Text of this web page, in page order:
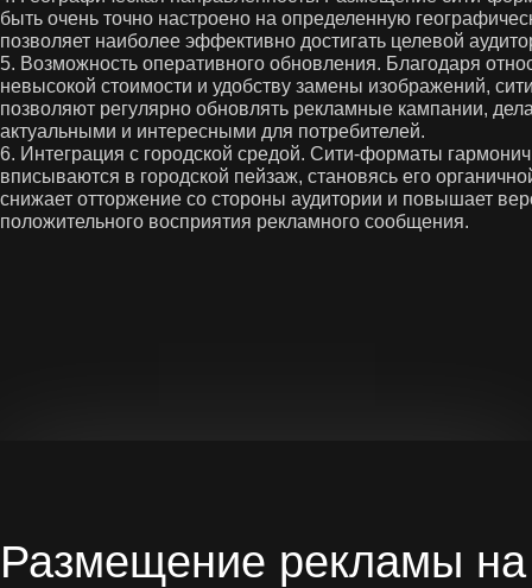
быть очень точно настроено на определенную
позволяет наиболее эффективно достигать целевой
5. Возможность оперативного обновления. Благодаря
невысокой стоимости и удобству замены изображений,
позволяют регулярно обновлять рекламные кампании,
актуальными и интересными для потребителей.
6. Интеграция с городской средой. Сити-форматы
вписываются в городской пейзаж, становясь его
снижает отторжение со стороны аудитории и повышает
положительного восприятия рекламного сообщения.
Размещение рекламы